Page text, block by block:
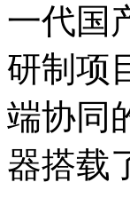
一代国
研制项
端协同
器搭载